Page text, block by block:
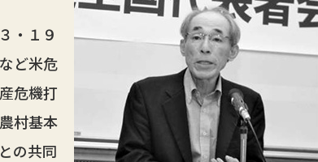
・１９
ど米危
危機打
村基本
の共同